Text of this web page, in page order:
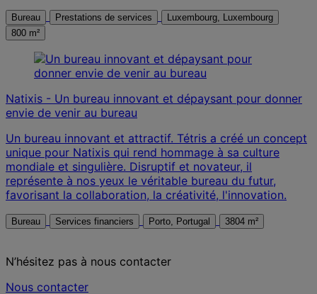
Bureau Prestations de services
Luxembourg, Luxembourg
800 m²
Natixis - Un bureau innovant et dépaysant pour donner
envie de venir au bureau
Un bureau innovant et attractif. Tétris a créé un concept
unique pour Natixis qui rend hommage à sa culture
mondiale et singulière. Disruptif et novateur, il
représente à nos yeux le véritable bureau du futur,
favorisant la collaboration, la créativité, l'innovation.
Bureau Services financiers Porto, Portugal 3804 m²
N’hésitez pas à nous contacter
Nous contacter